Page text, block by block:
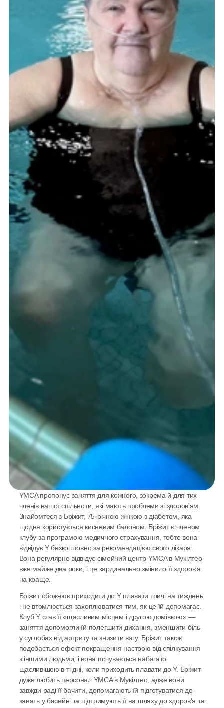
YMCA пропонує заняття для кожного, зокрема й для тих
членів нашої спільноти, які мають проблеми зі здоров'ям.
Знайомтеся з Бріжит, 75-річною жінкою з діабетом, яка
щодня користується кисневим балоном. Бріжит є членом
клубу за програмою медичного страхування, тобто вона
відвідує Y безкоштовно за рекомендацією свого лікаря.
Вона регулярно відвідує сімейний центр YMCA в Мукілтео
вже майже два роки, і це кардинально змінило її здоров'я
на краще.
Бріжит обожнює приходити до Y плавати тричі на тиждень
і не втомлюється захоплюватися тим, як це їй допомагає.
Клуб Y став її «щасливим місцем і другою домівкою» —
заняття допомогли їй полегшити дихання, зменшити біль
у суглобах від артриту та знизити вагу. Бріжит також
подобається ефект покращення настрою від спілкування
з іншими людьми, і вона почувається набагато
щасливішою в ті дні, коли приходить плавати до Y. Бріжит
дуже любить персонал YMCA в Мукілтео, адже вони
завжди раді її бачити, допомагають їй підготуватися до
занять у басейні та підтримують її на шляху до здоров'я та